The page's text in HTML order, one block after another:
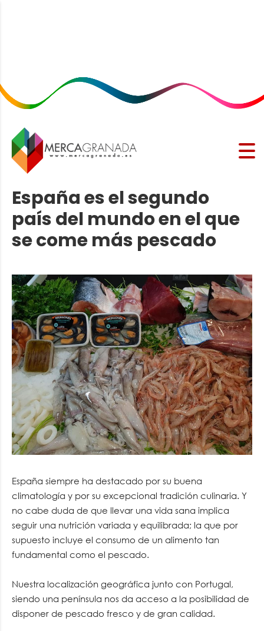
España es el segundo
país del mundo en el que
se come más pescado
España siempre ha destacado por su buena
climatología y por su excepcional tradición culinaria. Y
no cabe duda de que llevar una vida sana implica
seguir una nutrición variada y equilibrada; la que por
supuesto incluye el consumo de un alimento tan
fundamental como el pescado.
Nuestra localización geográfica junto con Portugal,
siendo una península nos da acceso a la posibilidad de
disponer de pescado fresco y de gran calidad.